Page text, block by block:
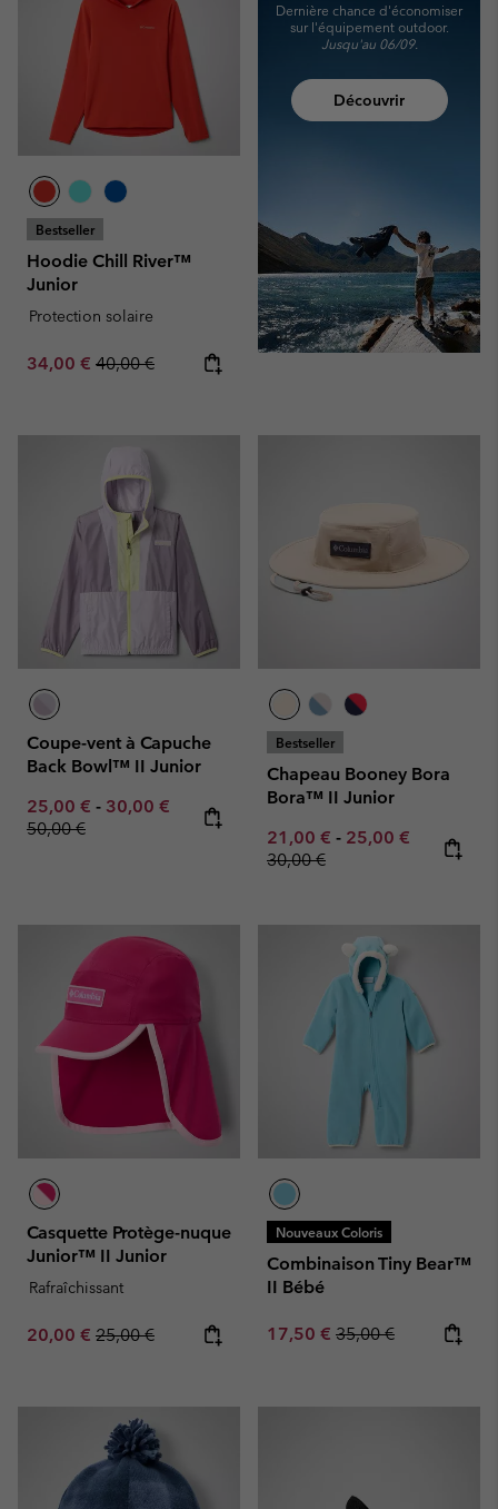
Bestseller
Hoodie Chill River™
Junior
Protection solaire
Sale price:
34,00 € Regular price:
40,00 €
Dernière chance d'économiser
sur l'équipement outdoor.
Jusqu'au 06/09.
Découvrir
Coupe-vent à Capuche
Back Bowl™ II Junior
Minimum sale price:
25,00 € - Maximum sale price:
30,00 € Regular price:
50,00 €
Bestseller
Chapeau Booney Bora
Bora™ II Junior
Minimum sale price:
21,00 € - Maximum sale
25,00 € Regular
30,00 €
Casquette Protège-nuque
Junior™ II Junior
Rafraîchissant
Sale price:
20,00 € Regular price:
25,00 €
Nouveaux Coloris
Combinaison Tiny Bear™
II Bébé
Sale price:
17,50 € Regular price:
35,00 €